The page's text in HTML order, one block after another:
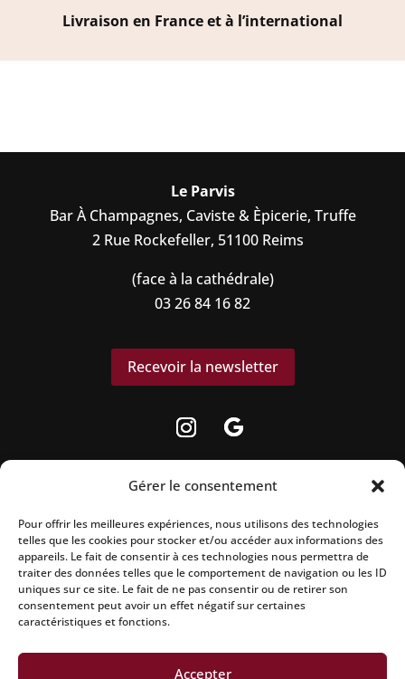
Gérer le consentement
Pour offrir les meilleures expériences, nous utilisons des technologies
telles que les cookies pour stocker et/ou accéder aux informations des
appareils. Le fait de consentir à ces technologies nous permettra de
traiter des données telles que le comportement de navigation ou les ID
uniques sur ce site. Le fait de ne pas consentir ou de retirer son
consentement peut avoir un effet négatif sur certaines
caractéristiques et fonctions.
Accepter
Livraison en France et à l’international
Le Parvis
Bar À Champagnes, Caviste & Èpicerie, Truffe
2 Rue Rockefeller, 51100 Reims
(face à la cathédrale)
03 26 84 16 82
Recevoir la newsletter
La vente d’alcool est strictement interdite aux
mineurs.
L’abus d’alcool est dangereux pour la santé, à
consommer avec modération.